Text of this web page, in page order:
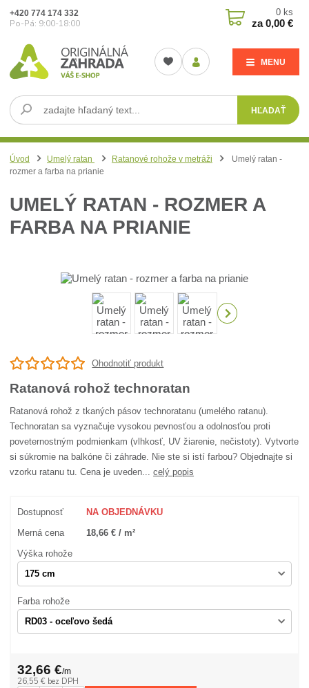
MENU
HĽADAŤ
+420 774 174 332
Po-Pá: 9:00-18:00
0 ks
za0,00 €
Úvod Umelý ratan Ratanové rohože v metráži
Umelý ratan -
rozmer a farba na prianie
UMELÝ RATAN - ROZMER A
FARBA NA PRIANIE
Ohodnotiť produkt
Ratanová rohož technoratan
Ratanová rohož z tkaných pásov technoratanu (umelého ratanu).
Technoratan sa vyznačuje vysokou pevnosťou a odolnosťou proti
poveternostným podmienkam (vlhkosť, UV žiarenie, nečistoty). Vytvorte
si súkromie na balkóne či záhrade. Nie ste si istí farbou? Objednajte si
vzorku ratanu tu. Cena je uveden...celý popis
Dostupnosť NA OBJEDNÁVKU
Merná cena 18,66 € / m²
Výška rohože
Farba rohože
32,66 €/m
26,55 € bez DPH